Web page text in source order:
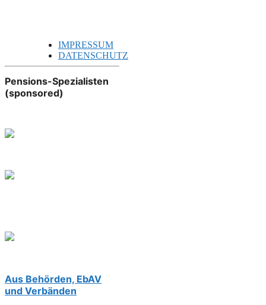
IMPRESSUM
DATENSCHUTZ
Pensions-Spezialisten
(sponsored)
Aus Behörden, EbAV
und Verbänden